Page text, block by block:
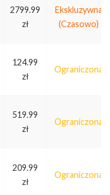
2799.99
zł
Ekskluzywna
(Czasowo)
124.99
zł
Ograniczona
519.99
zł
Ograniczona
209.99
zł
Ograniczona